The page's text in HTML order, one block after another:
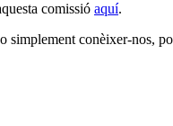
comissió aquí.
simplement conèixer-nos,